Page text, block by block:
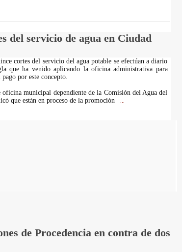
del servicio de agua en Ciudad
cortes del servicio del agua potable se efectúan a diario
que ha venido aplicando la oficina administrativa para
por este concepto.
municipal dependiente de la Comisión del Agua del
que están en proceso de la promoción
de Procedencia en contra de dos